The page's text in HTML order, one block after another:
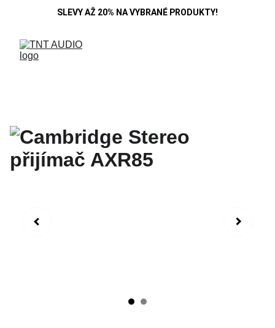
SLEVY AŽ 20% NA VYBRANÉ PRODUKTY!